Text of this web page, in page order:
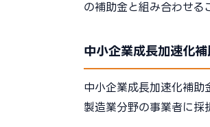
の補助金と組み合わせる
中小企業成長加速化
中小企業成長加速化補助
製造業分野の事業者に採